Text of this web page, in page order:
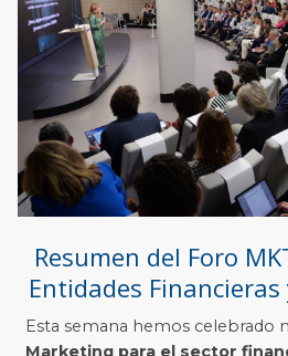
Resumen del Foro
Entidades
Esta semana hemos celebrado
Marketing para el sector